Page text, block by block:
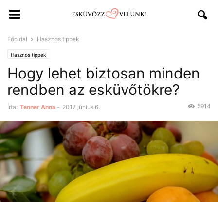
Főoldal Hasznos tippek
Hasznos tippek
Hogy lehet biztosan minden
rendben az esküvőtökre?
Írta: Tenner Anna - 2017 június 6. 5914